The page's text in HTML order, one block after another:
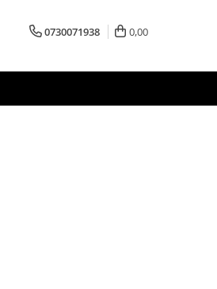
0730071938 0,00